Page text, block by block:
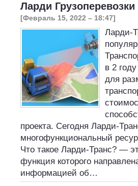
Ларди Грузоперевозки
[Февраль 15, 2022 – 18:47]
Ларди-
в 2
для
проекта. Сегодня Ларди-
многофункциональный
Что такое Ларди-Транс? —
функция которого
информацией об…